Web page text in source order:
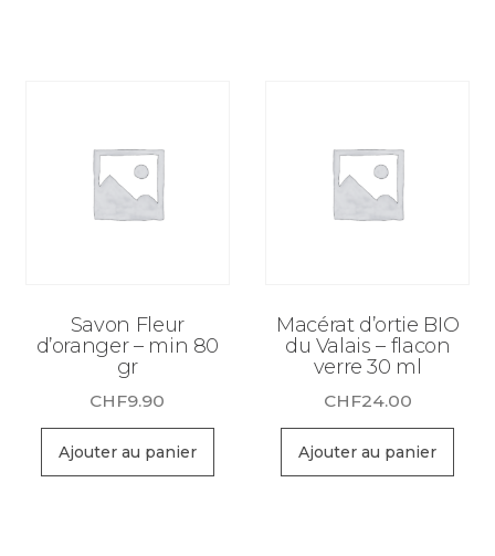
Savon Fleur
d’oranger – min 80
gr
CHF9.90
Ajouter au panier
Macérat d’ortie BIO
du Valais – flacon
verre 30 ml
CHF24.00
Ajouter au panier